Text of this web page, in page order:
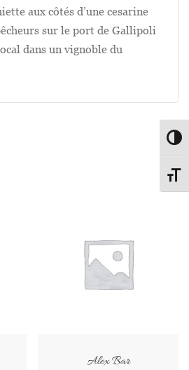
aux côtés d’une cesarine
sur le port de Gallipoli
dans un vignoble du
Alex Bar